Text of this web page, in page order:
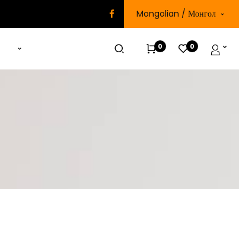
Mongolian / Монгол
0 0